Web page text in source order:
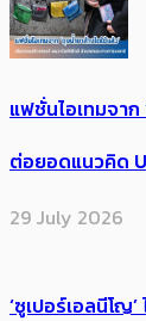
แฟชั่นไอเทมจาก
ต่อยอดแนวคิด
29 July 2026
‘ซูเปอร์เอลนีโญ